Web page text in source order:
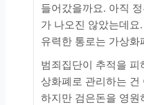
들어갔을까요. 아직
가 나오진 않았는데
유력한 통로는 가상화
범죄집단이 추적을
상화폐로 관리하는 건
하지만 검은돈을 영원